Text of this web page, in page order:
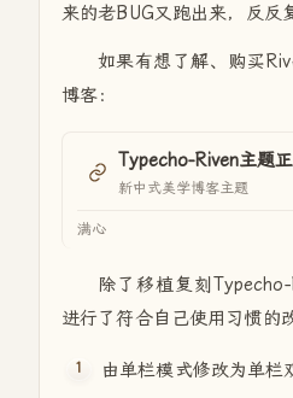
来的老BUG又跑出来，反反
如果有想了解、购买
博客：
新中式美学博客主题
满心
除了移植复刻
进行了符合自己使用习惯的
由单栏模式修改为单栏